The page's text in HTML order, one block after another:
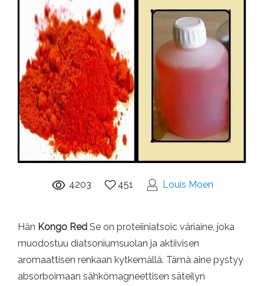
4203 451 Louis Moen
Hän Kongo Red Se on proteiiniatsoic väriaine, joka
muodostuu diatsoniumsuolan ja aktiivisen
aromaattisen renkaan kytkemällä. Tämä aine pystyy
absorboimaan sähkömagneettisen säteilyn